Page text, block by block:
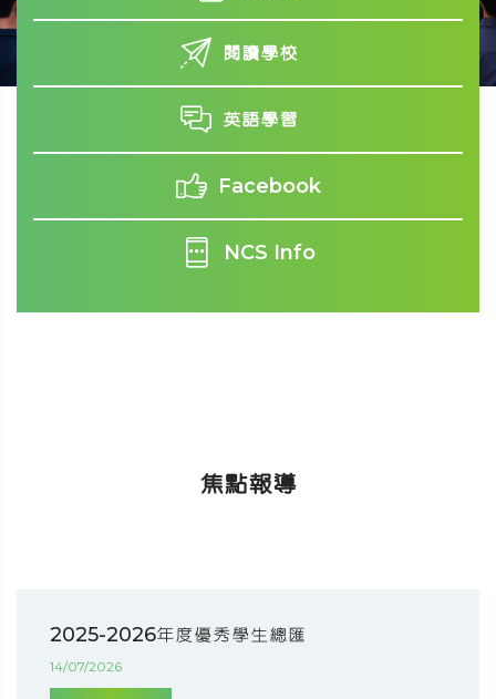
閱讀學校
英語學習
Facebook
NCS Info
焦點報導
2025-2026年度優秀學生總匯
14/07/2026